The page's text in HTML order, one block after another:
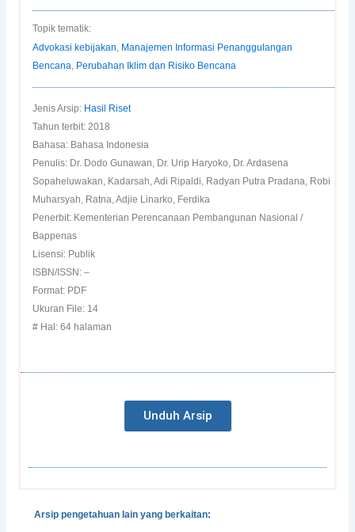
Topik tematik:
Advokasi kebijakan, Manajemen Informasi Penanggulangan
Bencana, Perubahan Iklim dan Risiko Bencana
Jenis Arsip: Hasil Riset
Tahun terbit: 2018
Bahasa: Bahasa Indonesia
Penulis: Dr. Dodo Gunawan, Dr. Urip Haryoko, Dr. Ardasena
Sopaheluwakan, Kadarsah, Adi Ripaldi, Radyan Putra Pradana, Robi
Muharsyah, Ratna, Adjie Linarko, Ferdika
Penerbit: Kementerian Perencanaan Pembangunan Nasional /
Bappenas
Lisensi: Publik
ISBN/ISSN: –
Format: PDF
Ukuran File: 14
# Hal: 64 halaman
Unduh Arsip
Arsip pengetahuan lain yang berkaitan: